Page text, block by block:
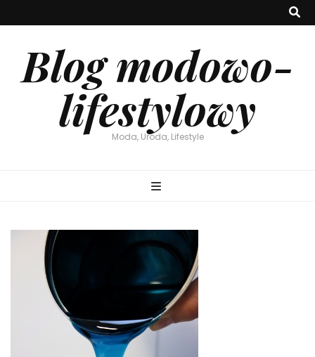
Blog modowo-
lifestylowy
Moda, Uroda, Lifestyle